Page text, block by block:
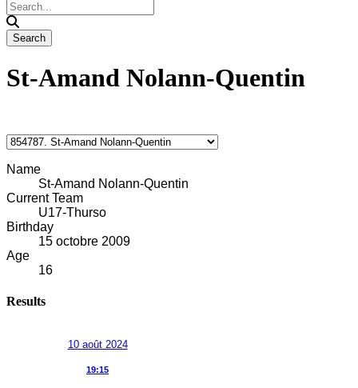
St-Amand Nolann-Quentin
Name
St-Amand Nolann-Quentin
Current Team
U17-Thurso
Birthday
15 octobre 2009
Age
16
Results
10 août 2024
19:15